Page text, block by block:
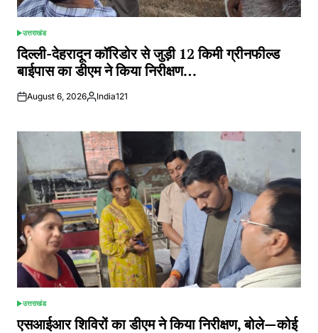
POSTED
IN
उत्तराखंड
दिल्ली-देहरादून कॉरिडोर से जुड़ी 12 किमी ग्रीनफील्ड
बाईपास का डीएम ने किया निरीक्षण…
August 6, 2026Posted
India121
POSTED
IN
उत्तराखंड
एसआईआर शिविरों का डीएम ने किया निरीक्षण, बोले—कोई